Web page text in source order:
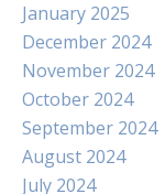
January 2025
December 2024
November 2024
October 2024
September 2024
August 2024
July 2024